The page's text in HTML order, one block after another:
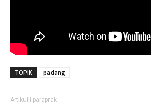
TOPIK padang
Artikulli paraprak